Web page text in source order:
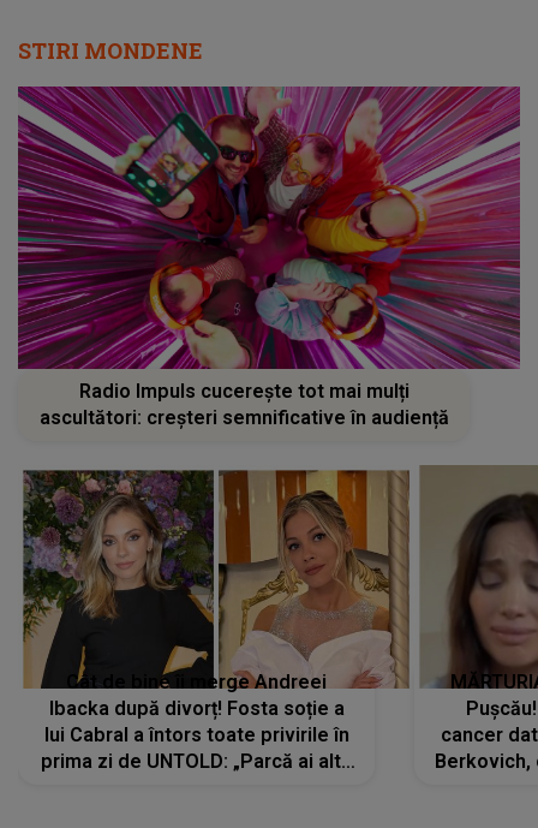
STIRI MONDENE
Radio Impuls cucerește tot mai mulți
ascultători: creșteri semnificative în audiență
Cât de bine îi merge Andreei
Ibacka după divorț! Fosta soție a
lui Cabral a întors toate privirile în
prima zi de UNTOLD: „Parcă ai altă
cancer
Berkovich,